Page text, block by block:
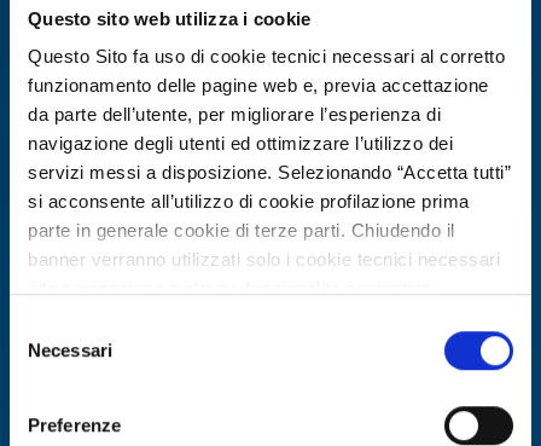
Questo sito web utilizza i cookie
Questo Sito fa uso di cookie tecnici necessari al corretto
funzionamento delle pagine web e, previa accettazione
da parte dell’utente, per migliorare l’esperienza di
navigazione degli utenti ed ottimizzare l’utilizzo dei
servizi messi a disposizione. Selezionando “Accetta tutti”
si acconsente all’utilizzo di cookie profilazione prima
parte in generale cookie di terze parti. Chiudendo il
banner verranno utilizzati solo i cookie tecnici necessari
Per conoscere i dettagli, consulta la nostra cookie policy.
https://www.openinnovation.regione.lombardia.it/it/co
https://www.openinnovation.regione.lombardia.it/it/pr
delNecessari
Preferenze
Expires on 13 marzo 2027
Azienda francese leader in sistemi UV
per PCB e incisione metalli cerca